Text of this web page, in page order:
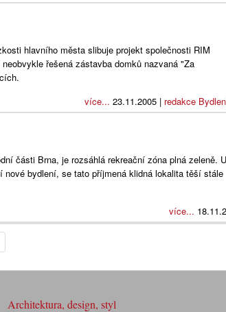
hlavního města slibuje projekt společnosti RIM
řešená zástavba domků nazvaná "Za
více... 23.11.2005 | redakce
části Brna, je rozsáhlá rekreační zóna plná zeleně. U
nové bydlení, se tato příjmená klidná lokalita těší stále
více...
Architektura, design, styl